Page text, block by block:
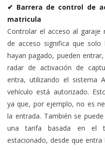
✔ Barrera de control de
matricula
Controlar el acceso al garaje
de acceso significa que
hayan pagado, pueden
radar de activación de
entra, utilizando el sistema
vehículo está autorizado.
ya que, por ejemplo, no es
la entrada. También se
una tarifa basada en el
estacionado, desde que entra